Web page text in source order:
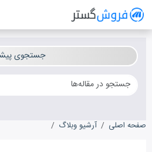
سیستم مدیریت فروش آنلاین
جستجوی
صفحه اصلی آرشیو وبلاگ